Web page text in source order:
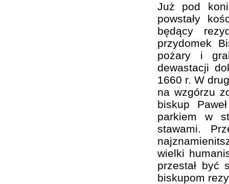
Już pod
powstały
będący
przydomek
pożary i
dewastacji
1660 r. W
na wzgórzu
biskup
parkiem w
stawami.
wielki
przestał być
biskupom